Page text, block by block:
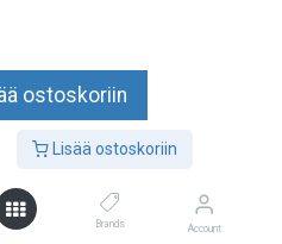
Lisää ostoskoriin
Brands Account
ostoskoriin